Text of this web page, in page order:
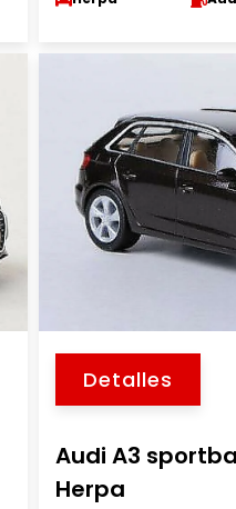
Detalles
Audi A3
Herpa